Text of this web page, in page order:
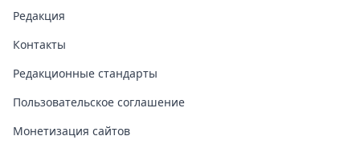
Редакция
Контакты
Редакционные стандарты
Пользовательское соглашение
Монетизация сайтов